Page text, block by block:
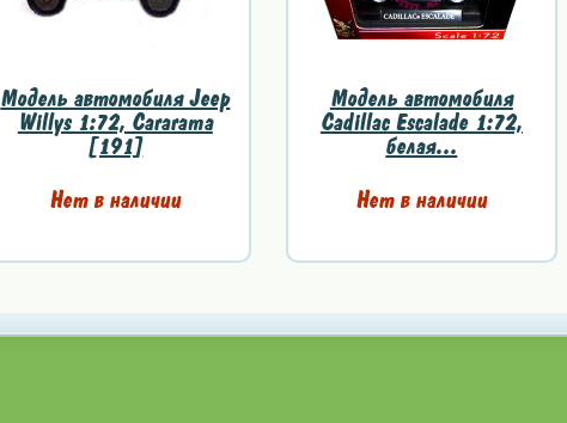
Модель автомобиля Jeep
Willys 1:72, Cararama
[191]
Нет в наличии
Модель автомобиля
Cadillac Escalade 1:72,
белая...
Нет в наличии